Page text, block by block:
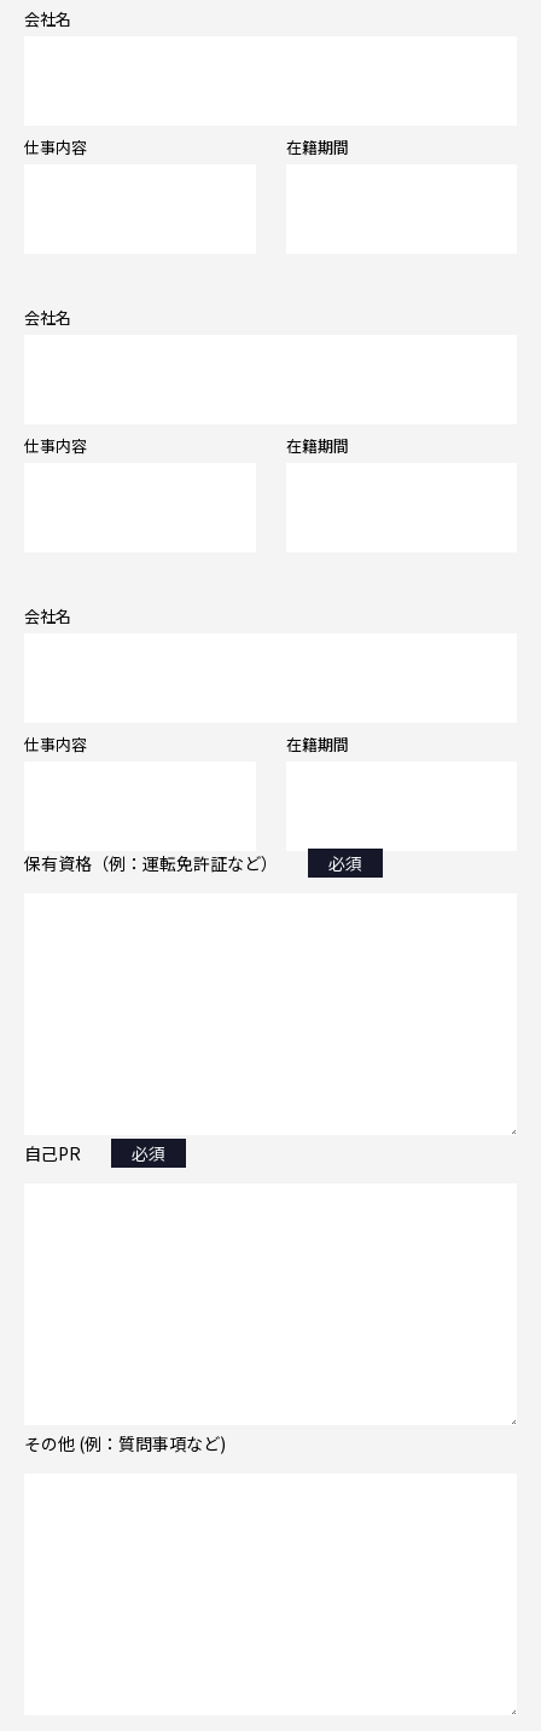
会社名
仕事内容 在籍期間
会社名
仕事内容 在籍期間
会社名
仕事内容 在籍期間
保有資格（例：運転免許証など） 必須
自己PR 必須
その他 (例：質問事項など)